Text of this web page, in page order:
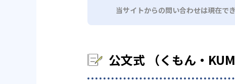
KUMONでは、教室が開いている
も通室しやすい。また、教室によ
宿題の量や進め方に関しては、い
当サイトからの問い合わせは現在で
公文式 （くもん・